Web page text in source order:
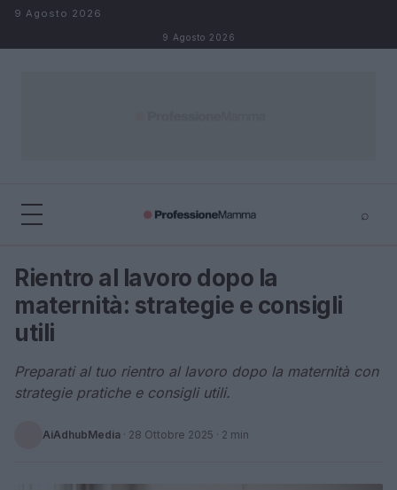
Salta al contenuto
9 Agosto 2026
9 Agosto 2026
⌕
Cerca
Rientro al lavoro dopo la
maternità: strategie e consigli
utili
Preparati al tuo rientro al lavoro dopo la maternità con
strategie pratiche e consigli utili.
AiAdhubMedia · 28 Ottobre 2025 · 2 min